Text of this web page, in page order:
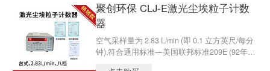
聚创环保 CLJ-E激光尘埃粒子计数
器
空气采样量为 2.83 L/min (即 0.1 立方英尺/每分
钟),符合通用标准—美国联邦标准209E (92年9